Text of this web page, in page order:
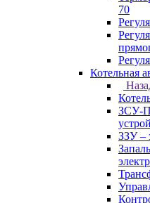
70
Котельная
ЗСУ-
ЗЗУ –